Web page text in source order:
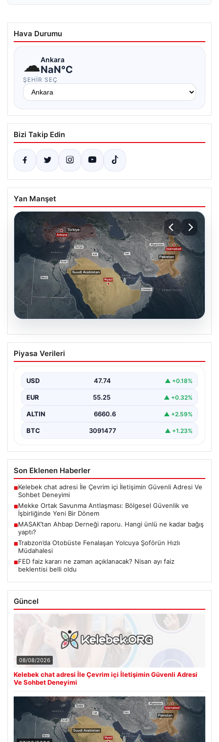
Hava Durumu
☁Ankara
NaN°C
ŞEHIR SEÇ
Bizi Takip Edin
Yan Manşet
07.08.2026
Mekke Ortak Savunma Antlaşması:
Bölgesel Güvenlik ve İşbirliğinde Yeni
Türkiye, Suudi Arabistan ve Pakistan arasında
ve küresel…
Piyasa Verileri
USD 47.74 ▲ +0.18%
EUR 55.25 ▲ +0.32%
ALTIN 6660.6 ▲ +2.59%
BTC 3091477 ▲ +1.23%
Son Eklenen Haberler
■Kelebek chat adresi İle Çevrim içi İletişimin Güvenli Adresi Ve
Sohbet Deneyimi
■Mekke Ortak Savunma Antlaşması: Bölgesel Güvenlik ve
İşbirliğinde Yeni Bir Dönem
■MASAK’tan Ahbap Derneği raporu. Hangi ünlü ne kadar bağış
yaptı?
■Trabzon’da Otobüste Fenalaşan Yolcuya Şoförün Hızlı
Müdahalesi
■FED faiz kararı ne zaman açıklanacak? Nisan ayı faiz
beklentisi belli oldu
Güncel
08/08/2026
Kelebek chat adresi İle Çevrim içi İletişimin Güvenli Adresi
Ve Sohbet Deneyimi